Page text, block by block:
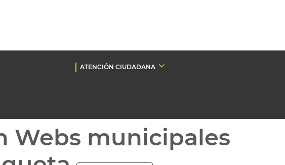
ATENCIÓN CIUDADANA
Webs municipales